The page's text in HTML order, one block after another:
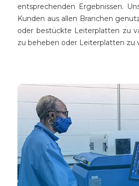
entsprechenden Ergebnissen.
Kunden aus allen Branchen
oder bestückte Leiterplatten zu
zu beheben oder Leiterplatten zu